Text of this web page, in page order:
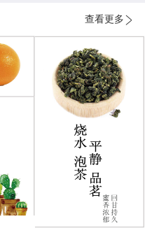
查看更多